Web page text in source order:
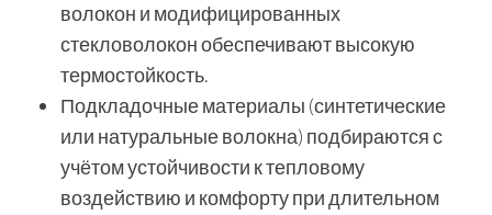
волокон и модифицированных
стекловолокон обеспечивают высокую
термостойкость.
Подкладочные материалы (синтетические
или натуральные волокна) подбираются с
учётом устойчивости к тепловому
воздействию и комфорту при длительном